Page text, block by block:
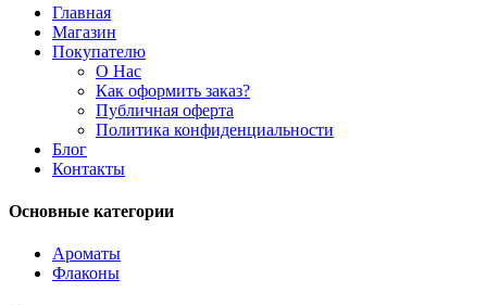
Chopard
Christian Dior
Clean (2)
Clinique (2)
Clive Christian (15)
Coach (1)
Creed
(14)
Davidoff
Diesel (2)
Dolce & Gabbana
Escentric Molecules
Essential Parfums
Сандаловое дерево
Слива (1)
Главная
Магазин
Покупателю
О Нас
Как оформить заказ?
Публичная оферта
Политика конфиденциальности
Блог
Контакты
Основные категории
Ароматы
Флаконы